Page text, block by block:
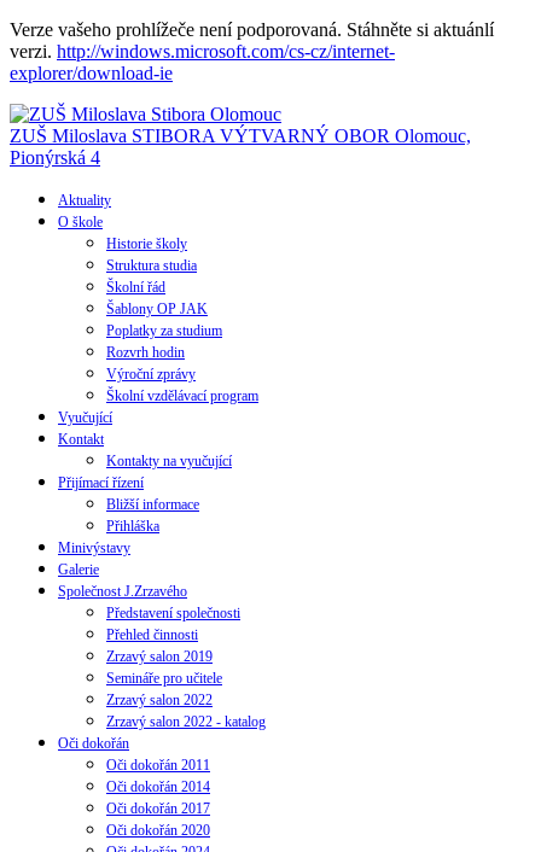
Verze vašeho prohlížeče není podporovaná. Stáhněte si aktuánlí
verzi. http://windows.microsoft.com/cs-cz/internet-
explorer/download-ie
ZUŠ Miloslava STIBORA VÝTVARNÝ OBOR Olomouc,
Pionýrská 4
Aktuality
O škole
Historie školy
Struktura studia
Školní řád
Šablony OP JAK
Poplatky za studium
Rozvrh hodin
Výroční zprávy
Školní vzdělávací program
Vyučující
Kontakt
Kontakty na vyučující
Přijímací řízení
Bližší informace
Přihláška
Minivýstavy
Galerie
Společnost J.Zrzavého
Představení společnosti
Přehled činnosti
Zrzavý salon 2019
Semináře pro učitele
Zrzavý salon 2022
Zrzavý salon 2022 - katalog
Oči dokořán
Oči dokořán 2011
Oči dokořán 2014
Oči dokořán 2017
Oči dokořán 2020